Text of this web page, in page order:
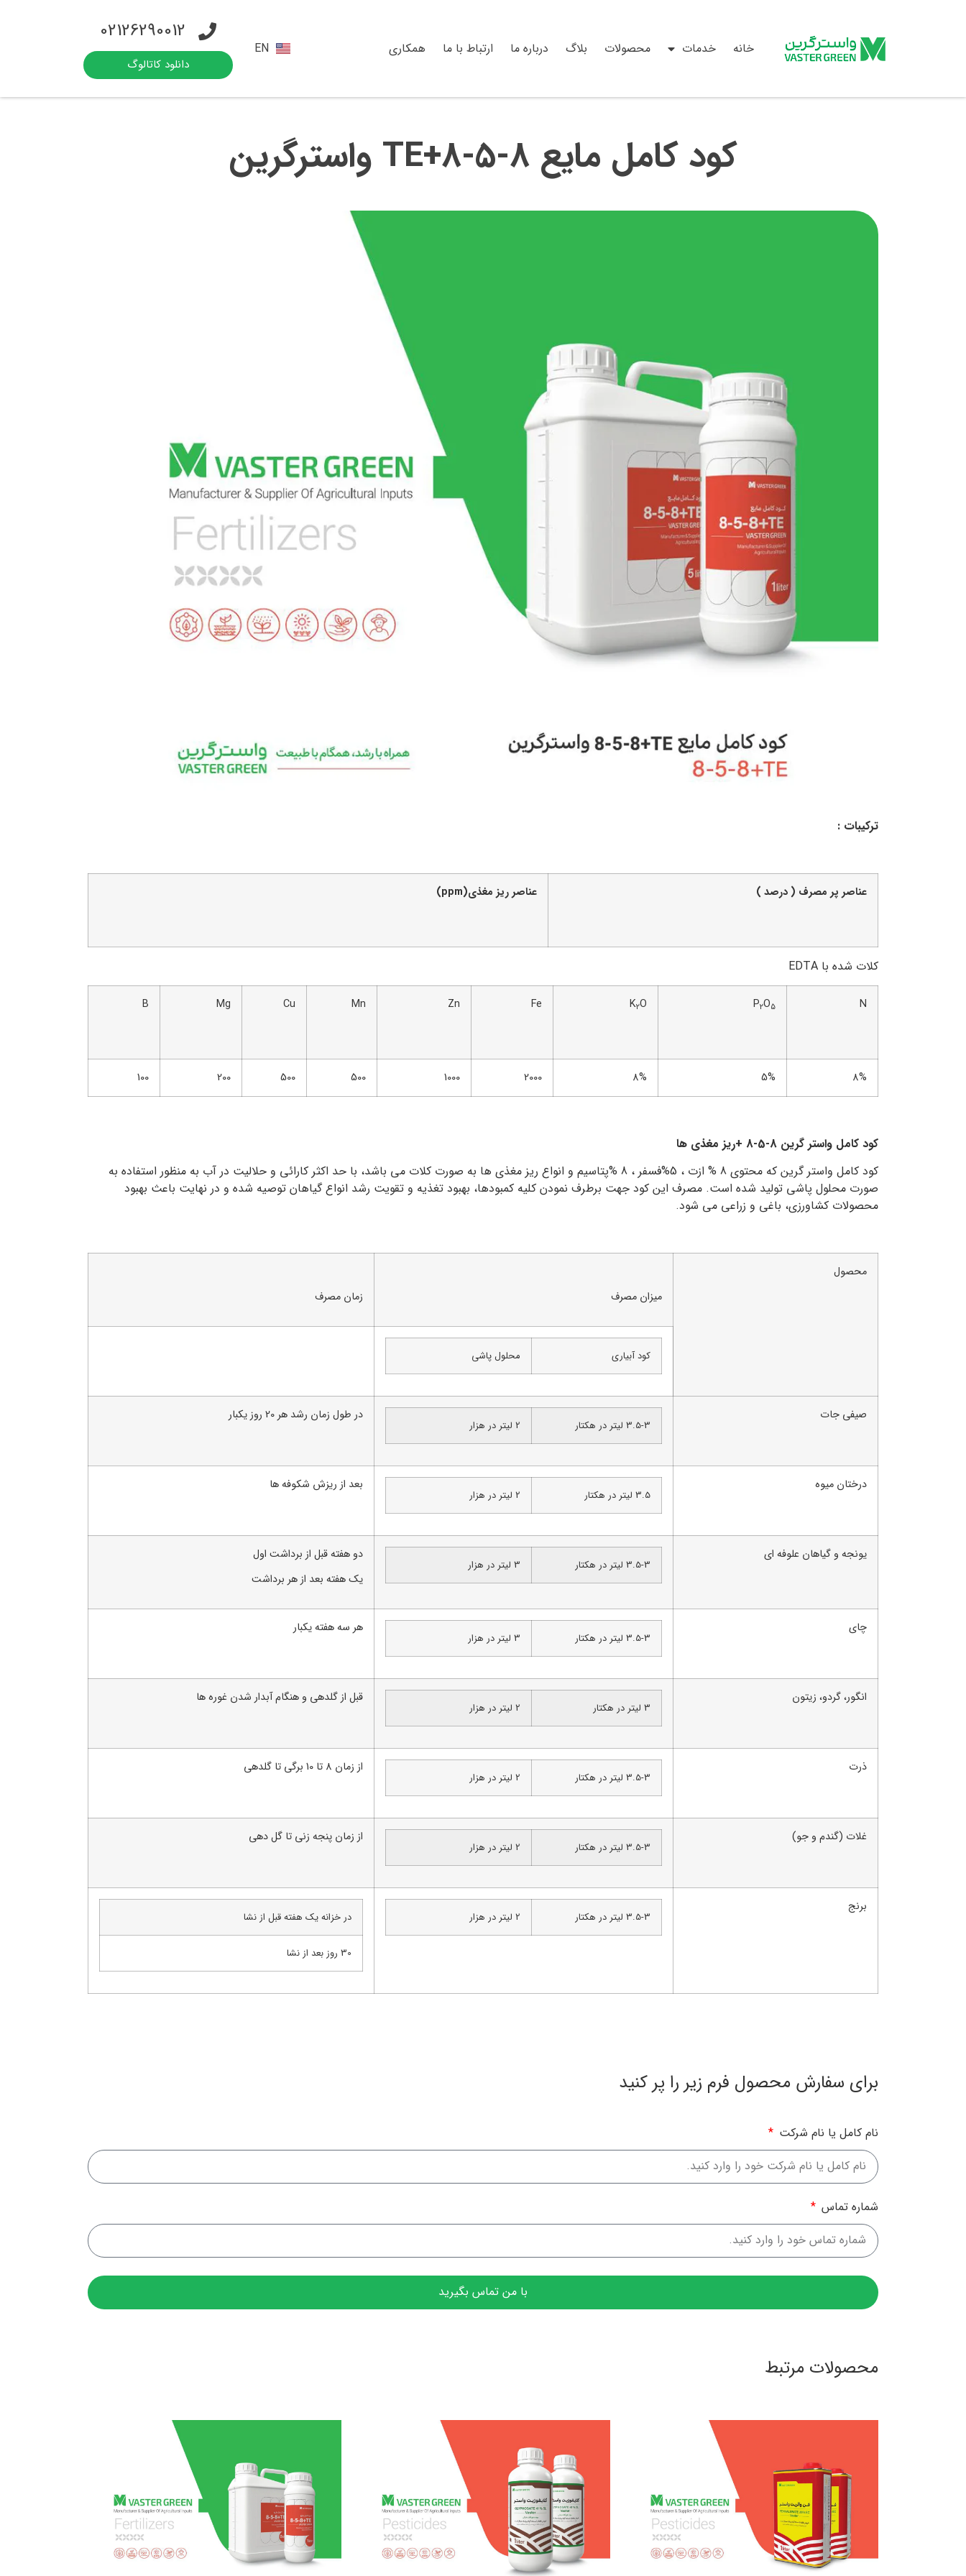
خانه خدمات محصولات بلاگ درباره ما ارتباط با ما همکاری EN
02126290012
دانلود کاتالوگ
کود کامل مایع 8-5-8+TE واسترگرین
ترکیبات :
عناصر پر مصرف ( درصد ) عناصر ریز مغذی(ppm)
کلات شده با EDTA
N
P2O5
K2O
Fe
Zn
Mn
Cu
Mg
B
8%
5%
8%
2000
1000
500
500
200
100
کود کامل واستر گرین 8-5-8 +ریز مغذی ها
کود کامل واستر گرین که محتوی 8 % ازت ، 5%فسفر ، 8 %پتاسیم و انواع ریز مغذی ها به صورت کلات می باشد، با حد اکثر کارائی و حلالیت در آب به منظور استفاده به
صورت محلول پاشی تولید شده است. مصرف این کود جهت برطرف نمودن کلیه کمبودها، بهبود تغذیه و تقویت رشد انواع گیاهان توصیه شده و در نهایت باعث بهبود
محصولات کشاورزی، باغی و زراعی می شود.
محصول
میزان مصرف
زمان مصرف
کود آبیاری محلول پاشی
صیفی جات
3.5-3 لیتر در هکتار 2 لیتر در هزار
در طول زمان رشد هر 20 روز یکبار
درختان میوه
3.5 لیتر در هکتار 2 لیتر در هزار
بعد از ریزش شکوفه ها
یونجه و گیاهان علوفه ای
3.5-3 لیتر در هکتار 3 لیتر در هزار
دو هفته قبل از برداشت اول
یک هفته بعد از هر برداشت
چای
3.5-3 لیتر در هکتار 3 لیتر در هزار
هر سه هفته یکبار
انگور، گردو، زیتون
3 لیتر در هکتار 2 لیتر در هزار
قبل از گلدهی و هنگام آبدار شدن غوره ها
ذرت
3.5-3 لیتر در هکتار 2 لیتر در هزار
از زمان 8 تا 10 برگی تا گلدهی
غلات (گندم و جو)
3.5-3 لیتر در هکتار 2 لیتر در هزار
از زمان پنجه زنی تا گل دهی
برنج
3.5-3 لیتر در هکتار 2 لیتر در هزار در خزانه یک هفته قبل از نشا
30 روز بعد از نشا
برای سفارش محصول فرم زیر را پر کنید
نام کامل یا نام شرکت
شماره تماس
با من تماس بگیرید
محصولات مرتبط